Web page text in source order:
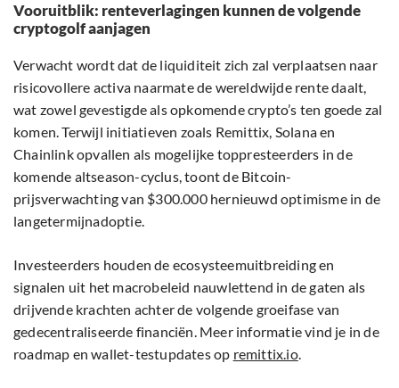
Vooruitblik: renteverlagingen kunnen de volgende
cryptogolf aanjagen
Verwacht wordt dat de liquiditeit zich zal verplaatsen naar
risicovollere activa naarmate de wereldwijde rente daalt,
wat zowel gevestigde als opkomende crypto’s ten goede zal
komen. Terwijl initiatieven zoals Remittix, Solana en
Chainlink opvallen als mogelijke toppresteerders in de
komende altseason-cyclus, toont de Bitcoin-
prijsverwachting van $300.000 hernieuwd optimisme in de
langetermijnadoptie.
Investeerders houden de ecosysteemuitbreiding en
signalen uit het macrobeleid nauwlettend in de gaten als
drijvende krachten achter de volgende groeifase van
gedecentraliseerde financiën. Meer informatie vind je in de
roadmap en wallet-testupdates op remittix.io.